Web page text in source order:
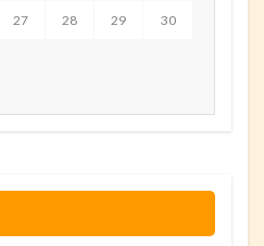
27 28 29 30